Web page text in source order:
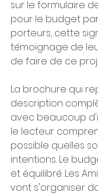
sur le formulaire
pour le budget
porteurs, cette
témoignage de
de faire de ce
La brochure qui
description
avec beaucoup
le lecteur
possible quelles
intentions. Le
et équilibré. Les
vont s'organiser